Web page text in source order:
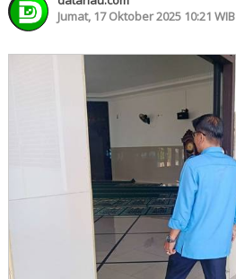
Jumat, 17 Oktober 2025 10:21 WIB